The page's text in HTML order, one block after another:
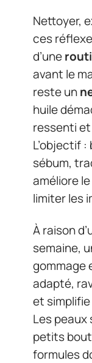
Nettoyer,
ces
d’une
avant le
reste un
huile
ressenti
L’objectif
sébum,
améliore
limiter les
À raison
semaine,
gommage
adapté,
et simplifie
Les
petits
formules